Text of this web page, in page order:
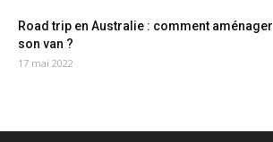
Road trip en Australie : comment aménager
son van ?
17 mai 2022